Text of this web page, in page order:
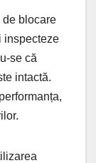
de blocare
inspecteze
se că
intactă.